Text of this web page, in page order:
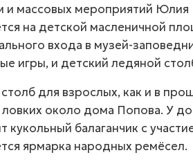
и массовых мероприятий
на детской масленичной
входа в музей-
игры, и детский ледяной
для взрослых, как и в
около дома Попова. У
кукольный балаганчик с
ярмарка народных ремёсел.